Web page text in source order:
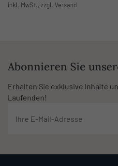
inkl. MwSt., zzgl. Versand
Abonnieren Sie
Erhalten Sie exklusive Inhalte
Laufenden!